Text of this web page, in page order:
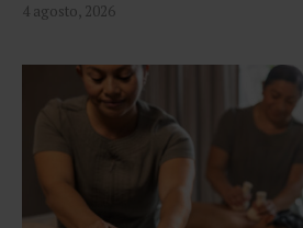
4 agosto, 2026